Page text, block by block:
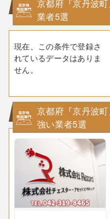
京都府『京丹波
業者5選
現在、この条件で登録さ
れているデータはありま
せん。
京都府『京丹波
強い業者5選